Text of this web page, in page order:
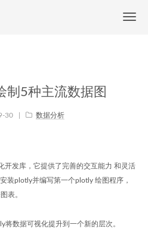
制5种主流数据图
30 数据分析
开发库，它提供了完善的交互能力 和灵活
装plotly并编写第一个plotly 绘图程序，
表。
数据可视化提升到一个新的层次。